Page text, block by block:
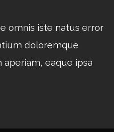
omnis iste natus error
doloremque
eaque ipsa